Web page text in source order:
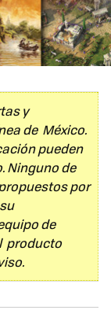
y
de México.
pueden
Ninguno de
por
de
producto